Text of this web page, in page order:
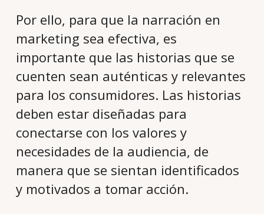
Por ello, para que la narración en
marketing sea efectiva, es
importante que las historias que se
cuenten sean auténticas y relevantes
para los consumidores. Las historias
deben estar diseñadas para
conectarse con los valores y
necesidades de la audiencia, de
manera que se sientan identificados
y motivados a tomar acción.